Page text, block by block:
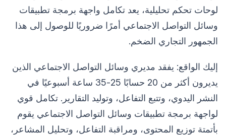
لوحات تحكم تحليلية، يعد تكامل واجهة برمجة تطبيقات
وسائل التواصل الاجتماعي أمرًا ضروريًا للوصول إلى هذا
الجمهور التجاري الضخم.
إليك الواقع: يفقد مديري وسائل التواصل الاجتماعي الذين
يديرون أكثر من 20 حسابًا 25-35 ساعة أسبوعيًا في
النشر اليدوي، وتتبع التفاعل، وتوليد التقارير. تكامل قوي
لواجهة برمجة تطبيقات وسائل التواصل الاجتماعي يقوم
بأتمتة توزيع المحتوى، ومراقبة التفاعل، وتحليل المشاعر،